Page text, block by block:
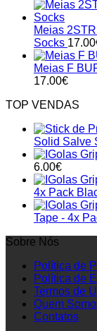
Meias
Socks 17.00
Meias F
17.00€
TOP VENDAS
Solid Salve
6.00€
4x Pack
Tape - 4x
Sobre Nós
Política de
Política de
Termos de
Quem
Contatos